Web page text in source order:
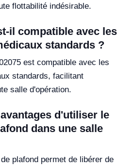
flottabilité indésirable.
il compatible avec les
standards ?
est compatible avec les
standards, facilitant
salle d'opération.
d'utiliser le
dans une salle
plafond permet de libérer de